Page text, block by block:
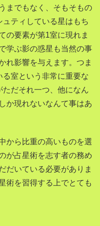
までもなく、そもそもの
ティしている星はもち
の要素が第1室に現れま
学ぶ影の惑星も当然の事
れ影響を与えます。つま
室という非常に重要な
だそれ一つ、他になん
か現れないなんて事はあ
から比重の高いものを選
が占星術を志す者の務め
だいている必要がありま
術を習得する上でとても